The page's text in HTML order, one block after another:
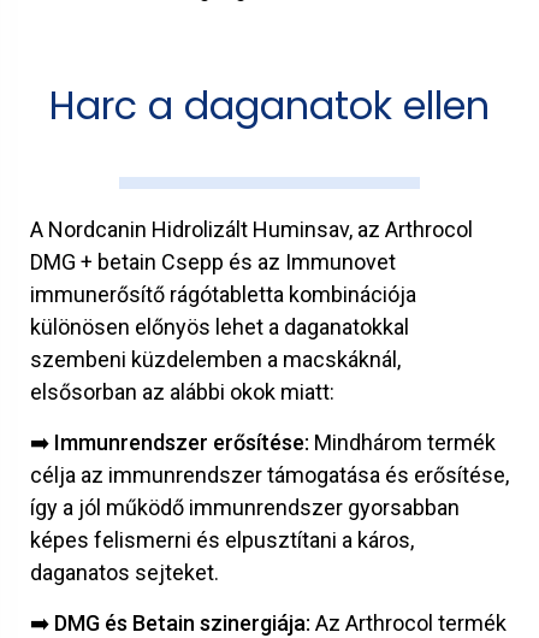
Harc a daganatok ellen
A Nordcanin Hidrolizált Huminsav, az Arthrocol
DMG + betain Csepp és az Immunovet
immunerősítő rágótabletta kombinációja
különösen előnyös lehet a daganatokkal
szembeni küzdelemben a macskáknál,
elsősorban az alábbi okok miatt:
➡️ Immunrendszer erősítése: Mindhárom termék
célja az immunrendszer támogatása és erősítése,
így a jól működő immunrendszer gyorsabban
képes felismerni és elpusztítani a káros,
daganatos sejteket.
➡️ DMG és Betain szinergiája: Az Arthrocol termék